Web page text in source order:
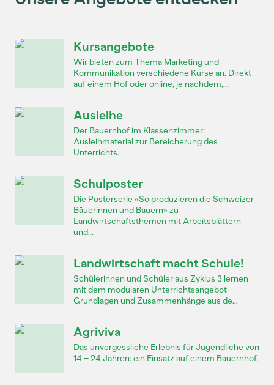
Kursangebote
Wir bieten zum Thema Marketing und
Kommunikation verschiedene Kurse an. Direkt
auf einem Hof oder online, je nachdem,...
Ausleihe
Der Bauernhof im Klassenzimmer:
Ausleihmaterial zur Bereicherung des
Unterrichts.
Schulposter
Die Posterserie «So produzieren die Schweizer
Bäuerinnen und Bauern» zu
Landwirtschaftsthemen mit Arbeitsblättern
und...
Landwirtschaft macht Schule!
Schülerinnen und Schüler aus Zyklus 3 lernen
mit dem modularen Unterrichtsangebot
Grundlagen und Zusammenhänge aus de...
Agriviva
Das unvergessliche Erlebnis für Jugendliche von
14 – 24 Jahren: ein Einsatz auf einem Bauernhof.